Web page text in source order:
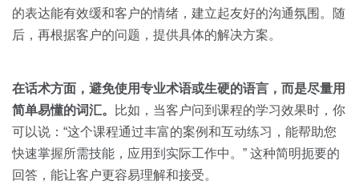
的表达能有效缓和客户的情绪，建立起友好的沟通氛围。随
后，再根据客户的问题，提供具体的解决方案。
在话术方面，避免使用专业术语或生硬的语言，而是尽量用
简单易懂的词汇。
比如，当客户问到课程的学习效果时，你
可以说：“这个课程通过丰富的案例和互动练习，能帮助您
快速掌握所需技能，应用到实际工作中。” 这种简明扼要的
回答，能让客户更容易理解和接受。